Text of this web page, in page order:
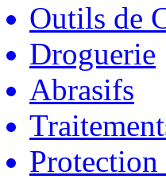
Outils de
Droguerie
Abrasifs
Protection